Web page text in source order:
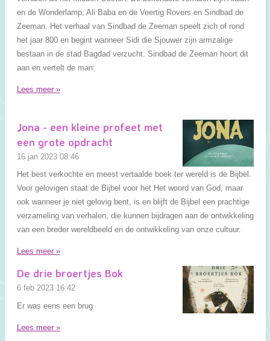
en de Wonderlamp, Ali Baba en de Veertig Rovers en Sindbad de
Zeeman. Het verhaal van Sindbad de Zeeman speelt zich of rond
het jaar 800 en begint wanneer Sidi die Sjouwer zijn armzalige
bestaan in de stad Bagdad verzucht. Sindbad de Zeeman hoort dit
aan en vertelt de man:
Lees meer »
Jona - een kleine profeet met
een grote opdracht
16 jan 2023 08:46
Het best verkochte en meest vertaalde boek ter wereld is de Bijbel.
Voor gelovigen staat de Bijbel voor het Het woord van God, maar
ook wanneer je niet gelovig bent, is en blijft de Bijbel een prachtige
verzameling van verhalen, die kunnen bijdragen aan de ontwikkeling
van een breder wereldbeeld en de ontwikkeling van onze cultuur.
Lees meer »
De drie broertjes Bok
6 feb 2023 16:42
Er was eens een brug
Lees meer »